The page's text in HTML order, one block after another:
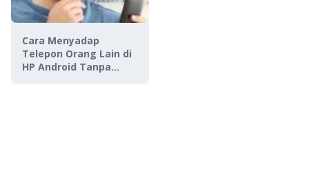
Cara Menyadap
Telepon Orang Lain di
HP Android Tanpa